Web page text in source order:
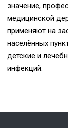
значение,
медицинской
применяют на
населённых
детские и
инфекций.